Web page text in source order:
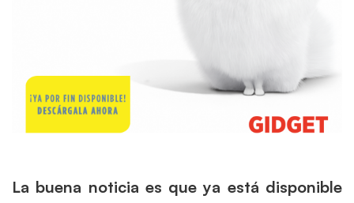
La buena noticia es que ya está disponible